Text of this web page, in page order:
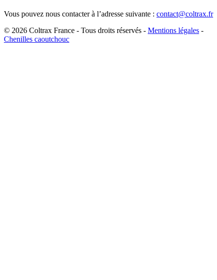
Vous pouvez nous contacter à l’adresse suivante : contact@coltrax.fr
© 2026 Coltrax France - Tous droits réservés - Mentions légales -
Chenilles caoutchouc